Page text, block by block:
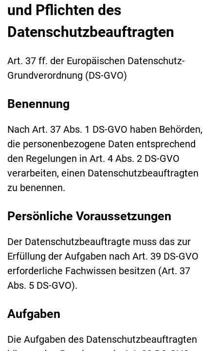
und Pflichten des
Datenschutzbeauftragten
Art. 37 ff. der Europäischen Datenschutz-
Grundverordnung (DS-GVO)
Benennung
Nach Art. 37 Abs. 1 DS-GVO haben Behörden,
die personenbezogene Daten entsprechend
den Regelungen in Art. 4 Abs. 2 DS-GVO
verarbeiten, einen Datenschutzbeauftragten
zu benennen.
Persönliche Voraussetzungen
Der Datenschutzbeauftragte muss das zur
Erfüllung der Aufgaben nach Art. 39 DS-GVO
erforderliche Fachwissen besitzen (Art. 37
Abs. 5 DS-GVO).
Aufgaben
Die Aufgaben des Datenschutzbeauftragten